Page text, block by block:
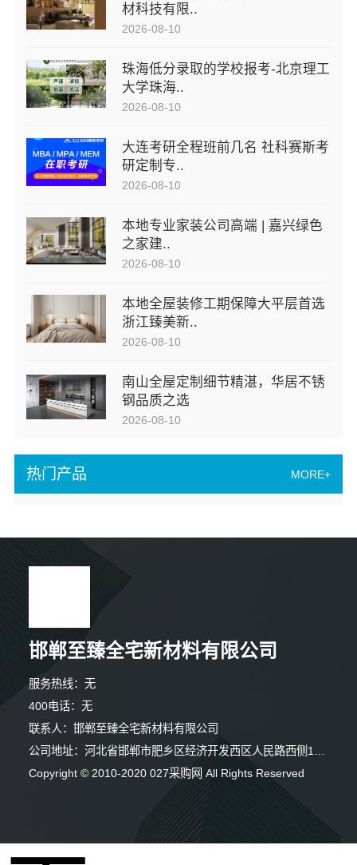
热门产品 MORE+
材科技有限..
2026-08-10
珠海低分录取的学校报考-北京理工
大学珠海..
2026-08-10
大连考研全程班前几名 社科赛斯考
研定制专..
2026-08-10
本地专业家装公司高端 | 嘉兴绿色
之家建..
2026-08-10
本地全屋装修工期保障大平层首选
浙江臻美新..
2026-08-10
南山全屋定制细节精湛，华居不锈
钢品质之选
2026-08-10
邯郸至臻全宅新材料有限公司
服务热线：无
400电话：无
联系人：邯郸至臻全宅新材料有限公司
Copyright © 2010-2020 027采购网 All Rights Reserved
3分钟前 陈先生 正在咨询